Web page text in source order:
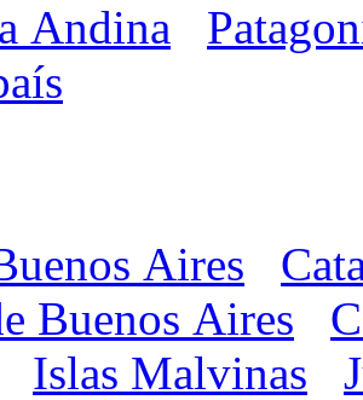
Andina
Aires
Buenos Aires
Islas Malvinas